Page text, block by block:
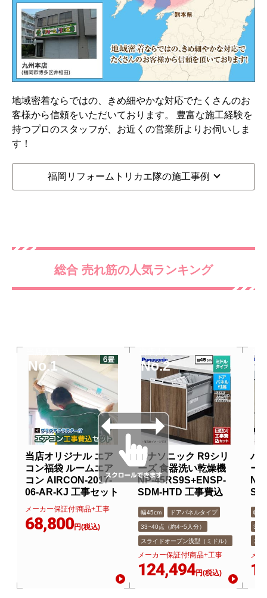
地域密着ならではの、きめ細やかな対応でたくさんのお
客様から信頼をいただいております。 豊富な施工経験を
持つプロのスタッフが、お近くの営業所よりお伺いしま
す！
福岡リフォームトリカエ隊の施工事例
総合 売れ筋の人気ランキング
No.1
当店オリジナル エア
コン福袋 ルームエア
コン AIRCON-2017-
06-AR-KJ 工事セット
メーカー保証付!商品+工事
68,800円(税込)
No.2
パナソニック R9シリ
ーズ 食器洗い乾燥機
NP-45RS9S+ENSP-
SDM-HTD 工事費込
幅45cm ドアパネルタイプ
33~40点（約4~5人分）
スライドオープン浅型（ミドル）
メーカー保証付!商品+工事
124,494円(税込)
パ
ー
幅
スラ
メー